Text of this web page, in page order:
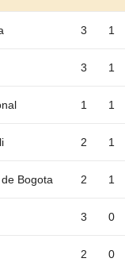
3 1
3 1
1 1
2 1
Bogota 2 1
3 0
2 0